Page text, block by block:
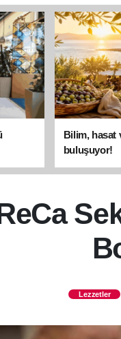
Bilim, hasat
buluşuyor!
Lezzetler